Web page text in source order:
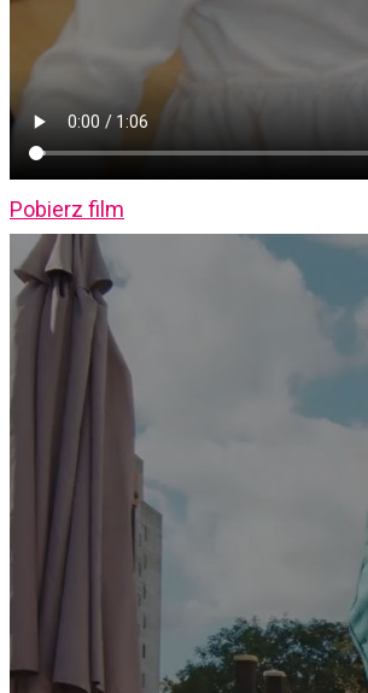
Pobierz film